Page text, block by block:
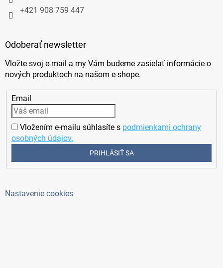
+421 908 759 447
Odoberať newsletter
Vložte svoj e-mail a my Vám budeme zasielať informácie o
nových produktoch na našom e-shope.
Email
Vložením e-mailu súhlasíte s podmienkami ochrany
osobných údajov.
PRIHLÁSIŤ SA
Nastavenie cookies